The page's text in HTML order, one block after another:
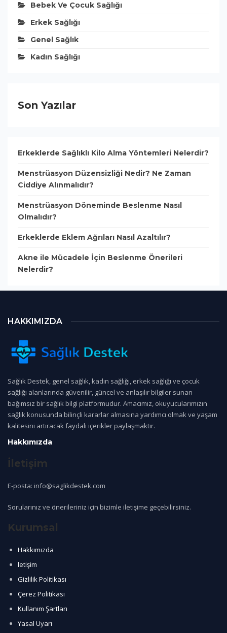
Bebek Ve Çocuk Sağlığı
Erkek Sağlığı
Genel Sağlık
Kadın Sağlığı
Son Yazılar
Erkeklerde Sağlıklı Kilo Alma Yöntemleri Nelerdir?
Menstrüasyon Düzensizliği Nedir? Ne Zaman
Ciddiye Alınmalıdır?
Menstrüasyon Döneminde Beslenme Nasıl
Olmalıdır?
Erkeklerde Eklem Ağrıları Nasıl Azaltılır?
Akne ile Mücadele İçin Beslenme Önerileri
Nelerdir?
HAKKIMIZDA
Sağlık Destek, genel sağlık, kadın sağlığı, erkek sağlığı ve çocuk
sağlığı alanlarında güvenilir, güncel ve anlaşılır bilgiler sunan
bağımsız bir sağlık bilgi platformudur. Amacımız, okuyucularımızın
sağlık konusunda bilinçli kararlar almasına yardımcı olmak ve yaşam
kalitesini artıracak faydalı içerikler paylaşmaktır.
Hakkımızda
İletişim
E-posta: info@saglikdestek.com
Sorularınız ve önerileriniz için bizimle iletişime geçebilirsiniz.
Kurumsal
Hakkımızda
letişim
Gizlilik Politikası
Çerez Politikası
Kullanım Şartları
Yasal Uyarı